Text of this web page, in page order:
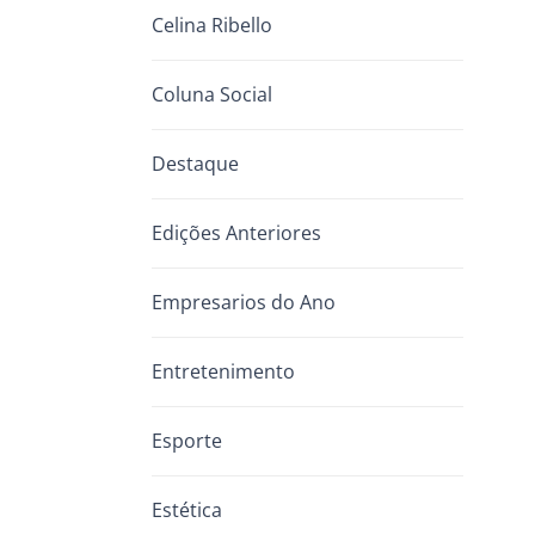
Celina Ribello
Coluna Social
Destaque
Edições Anteriores
Empresarios do Ano
Entretenimento
Esporte
Estética